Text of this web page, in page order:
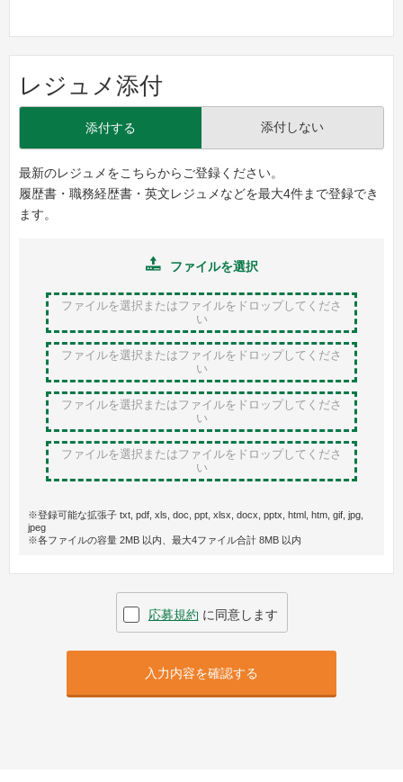
レジュメ添付
添付する 添付しない
最新のレジュメをこちらからご登録ください。
履歴書・職務経歴書・英文レジュメなどを最大4件まで登録でき
ます。
ファイルを選択
ファイルを選択またはファイルをドロップしてくださ
い
ファイルを選択またはファイルをドロップしてくださ
い
ファイルを選択またはファイルをドロップしてくださ
い
ファイルを選択またはファイルをドロップしてくださ
い
※登録可能な拡張子 txt, pdf, xls, doc, ppt, xlsx, docx, pptx, html, htm, gif, jpg,
jpeg
※各ファイルの容量 2MB 以内、最大4ファイル合計 8MB 以内
応募規約 に同意します
入力内容を確認する